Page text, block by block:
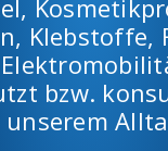
Klebstoffe,
bzw.
unserem